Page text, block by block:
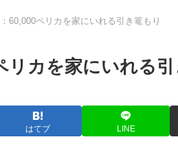
60,000ペリカを家にいれる引き篭もり
リカを家にいれる引
はてブ LINE